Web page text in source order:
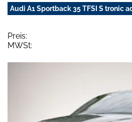
Audi A1 Sportback 35 TFSI S tronic
Preis:
MWSt: